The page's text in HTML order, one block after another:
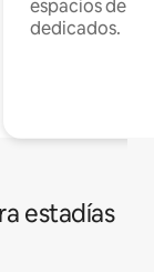
espacios de
dedicados.
estadías